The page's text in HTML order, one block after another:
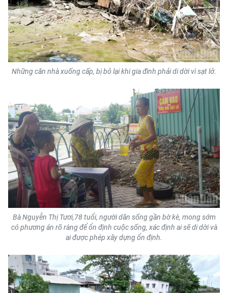
Những căn nhà xuống cấp, bị bỏ lại khi gia đình phải di dời vì sạt lở.
Bà Nguyễn Thị Tươi,78 tuổi, người dân sống gần bờ kè, mong sớm
có phương án rõ ràng để ổn định cuộc sống, xác định ai sẽ di dời và
ai được phép xây dựng ổn định.